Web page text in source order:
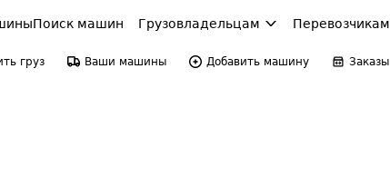
Поиск машин Грузовладельцам Перевозчикам
груз Ваши машины Добавить машину Заказы